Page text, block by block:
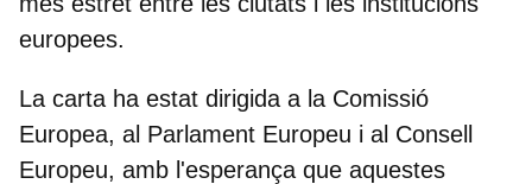
europees.
La carta ha estat dirigida a la Comissió
Europea, al Parlament Europeu i al Consell
Europeu, amb l'esperança que aquestes